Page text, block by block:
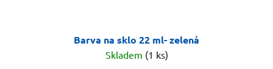
Barva na sklo 22 ml- zelená
Skladem (1 ks)